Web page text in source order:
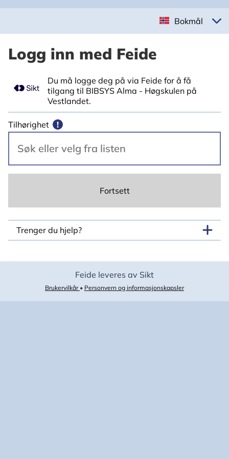
Bokmål
Logg inn med Feide
Du må logge deg på via Feide for å få
tilgang til BIBSYS Alma - Høgskulen på
Vestlandet.
Tilhørighet !
Fortsett
Trenger du hjelp?
Feide leveres av Sikt
Brukervilkår • Personvern og informasjonskapsler